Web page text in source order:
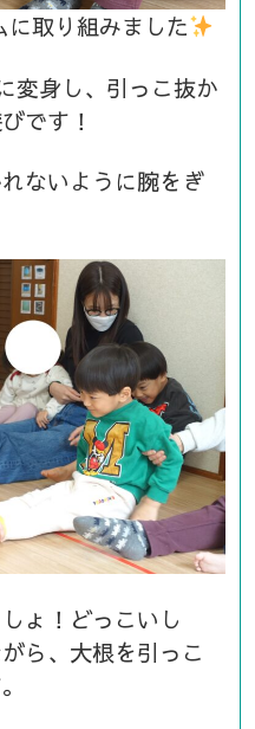
に取り組みました
変身し、引っこ抜か
です！
ないように腕をぎ
ょ！どっこいし
ら、大根を引っこ